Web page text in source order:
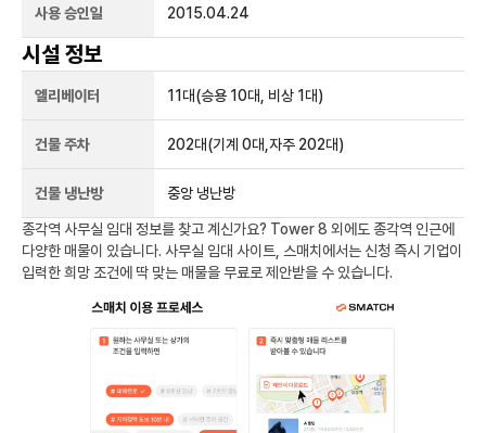
사용 승인일 2015.04.24
시설 정보
엘리베이터 11 대(승용 10대, 비상 1대)
건물 주차 202대(기계 0대,자주 202대)
건물 냉난방 중앙 냉난방
종각역 사무실 임대 정보를 찾고 계신가요? Tower 8 외에도 종각역 인근에
다양한 매물이 있습니다. 사무실 임대 사이트, 스매치에서는 신청 즉시 기업이
입력한 희망 조건에 딱 맞는 매물을 무료로 제안받을 수 있습니다.